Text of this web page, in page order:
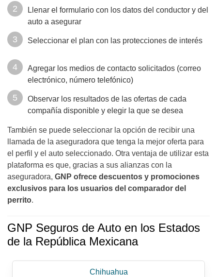
Llenar el formulario con los datos del conductor y del
auto a asegurar
Seleccionar el plan con las protecciones de interés
Agregar los medios de contacto solicitados (correo
electrónico, número telefónico)
Observar los resultados de las ofertas de cada
compañía disponible y elegir la que se desea
También se puede seleccionar la opción de recibir una
llamada de la aseguradora que tenga la mejor oferta para
el perfil y el auto seleccionado. Otra ventaja de utilizar esta
plataforma es que, gracias a sus alianzas con la
aseguradora, GNP ofrece descuentos y promociones
exclusivos para los usuarios del comparador del
perrito.
GNP Seguros de Auto en los Estados
de la República Mexicana
Chihuahua